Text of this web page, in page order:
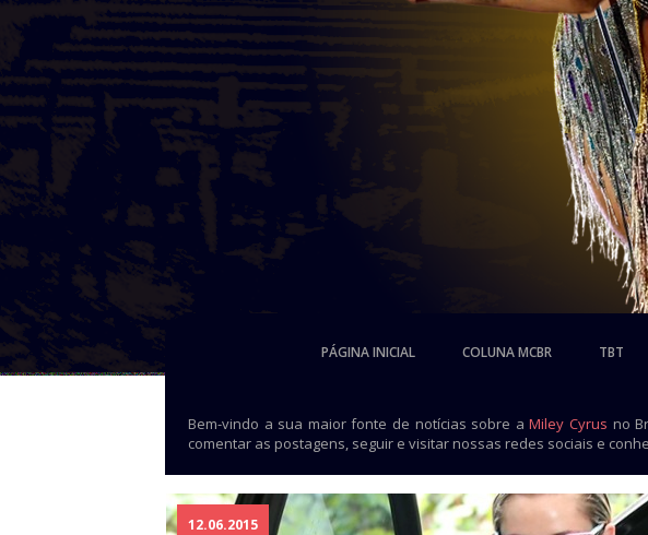
PÁGINA INICIAL COLUNA MCBR TBT
Bem-vindo a sua maior fonte de notícias sobre aMiley Cyrus no
comentar as postagens, seguir e visitar nossas redes sociais e
12.06.2015